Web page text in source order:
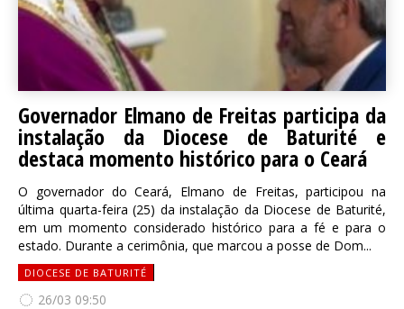
Governador Elmano de Freitas participa da
instalação da Diocese de Baturité e
destaca momento histórico para o Ceará
O governador do Ceará, Elmano de Freitas, participou na
última quarta-feira (25) da instalação da Diocese de Baturité,
em um momento considerado histórico para a fé e para o
estado. Durante a cerimônia, que marcou a posse de Dom...
DIOCESE DE BATURITÉ
26/03 09:50